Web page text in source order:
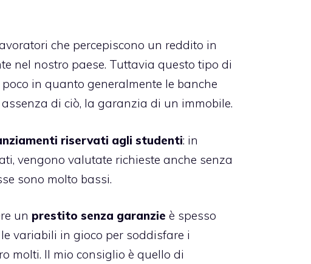
che percepiscono un reddito in
nel nostro paese. Tuttavia questo tipo di
in quanto generalmente le banche
di ciò, la garanzia di un immobile.
riservati agli studenti: in
vengono valutate richieste anche senza
sono molto bassi.
un prestito senza garanzie è spesso
variabili in gioco per soddisfare i
molti. Il mio consiglio è quello di